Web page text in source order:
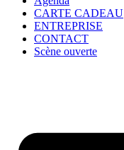
CARTE CADEAU
ENTREPRISE
CONTACT
Scène ouverte